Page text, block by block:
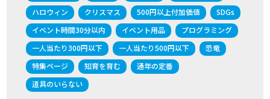
ハロウィン
クリスマス 500円以上付加価値
SDGs
イベント時間30分以内
イベント用品
プログラミング
一人当たり300円以下
一人当たり500円以下
恐竜
特集ページ
知育を育む
通年の定番
道具のいらない